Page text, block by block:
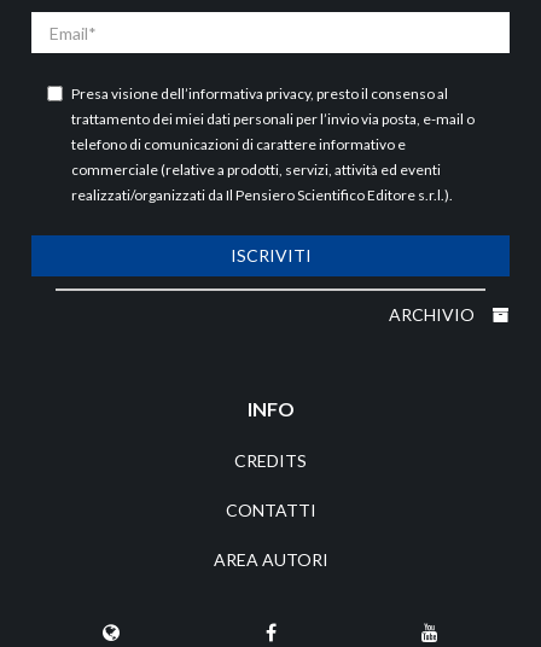
Presa visione dell’informativa privacy, presto il consenso al
trattamento dei miei dati personali per l’invio via posta, e-mail o
telefono di comunicazioni di carattere informativo e
commerciale (relative a prodotti, servizi, attività ed eventi
realizzati/organizzati da Il Pensiero Scientifico Editore s.r.l.).
ISCRIVITI
ARCHIVIO
INFO
CREDITS
CONTATTI
AREA AUTORI